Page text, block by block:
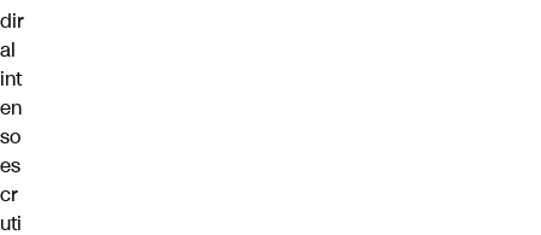
dir
al
int
en
so
es
cr
uti